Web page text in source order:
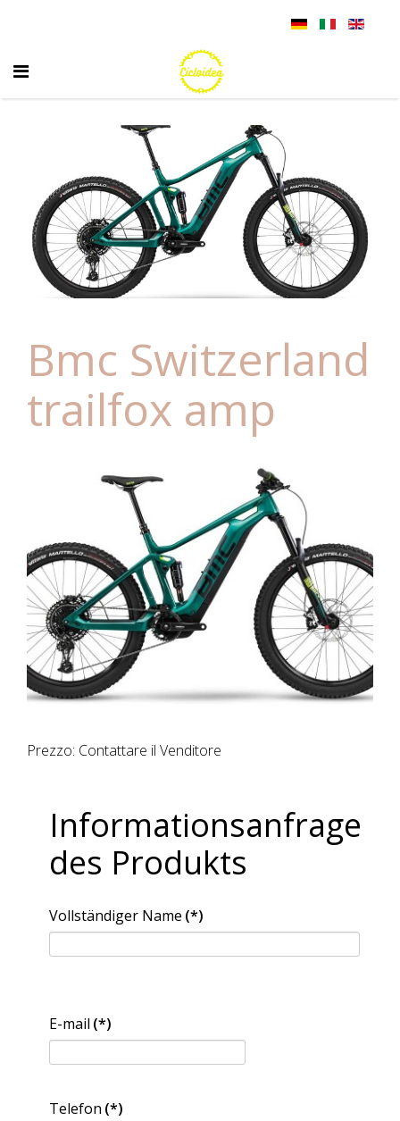
Bmc Switzerland
trailfox amp
Prezzo: Contattare il Venditore
Informationsanfrage
des Produkts
Vollständiger Name (*)
E-mail (*)
Telefon (*)